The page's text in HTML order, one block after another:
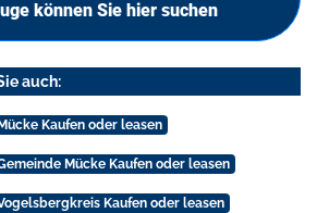
können Sie hier suchen
auch:
Kaufen oder leasen
Mücke Kaufen oder leasen
Kaufen oder leasen